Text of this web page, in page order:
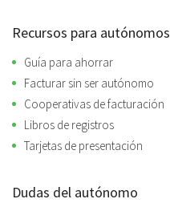
Recursos para autónomos
Guía para ahorrar
Facturar sin ser autónomo
Cooperativas de facturación
Libros de registros
Tarjetas de presentación
Dudas del autónomo